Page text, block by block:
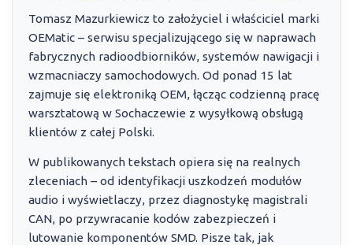
Tomasz Mazurkiewicz to założyciel i właściciel marki
OEMatic – serwisu specjalizującego się w naprawach
fabrycznych radioodbiorników, systemów nawigacji i
wzmacniaczy samochodowych. Od ponad 15 lat
zajmuje się elektroniką OEM, łącząc codzienną pracę
warsztatową w Sochaczewie z wysyłkową obsługą
klientów z całej Polski.
W publikowanych tekstach opiera się na realnych
zleceniach – od identyfikacji uszkodzeń modułów
audio i wyświetlaczy, przez diagnostykę magistrali
CAN, po przywracanie kodów zabezpieczeń i
lutowanie komponentów SMD. Pisze tak, jak